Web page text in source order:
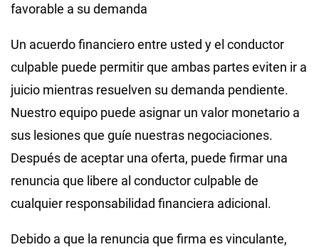
favorable a su demanda
Un acuerdo financiero entre usted y el conductor
culpable puede permitir que ambas partes eviten ir a
juicio mientras resuelven su demanda pendiente.
Nuestro equipo puede asignar un valor monetario a
sus lesiones que guíe nuestras negociaciones.
Después de aceptar una oferta, puede firmar una
renuncia que libere al conductor culpable de
cualquier responsabilidad financiera adicional.
Debido a que la renuncia que firma es vinculante,